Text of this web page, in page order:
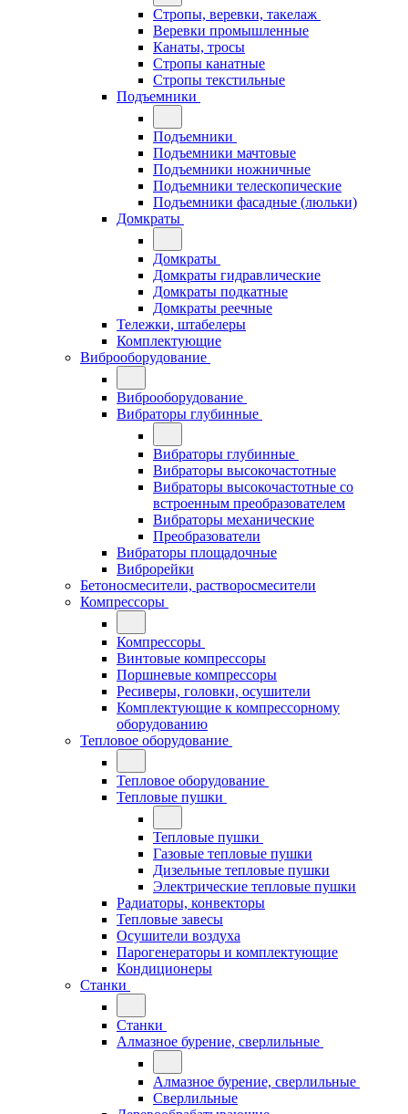
Стропы, веревки, такелаж
Веревки промышленные
Канаты, тросы
Стропы канатные
Стропы текстильные
Подъемники
Подъемники
Подъемники мачтовые
Подъемники ножничные
Подъемники телескопические
Подъемники фасадные (люльки)
Домкраты
Домкраты
Домкраты гидравлические
Домкраты подкатные
Домкраты реечные
Тележки, штабелеры
Комплектующие
Виброоборудование
Виброоборудование
Вибраторы глубинные
Вибраторы глубинные
Вибраторы высокочастотные
Вибраторы высокочастотные со
встроенным преобразователем
Вибраторы механические
Преобразователи
Вибраторы площадочные
Виброрейки
Бетоносмесители, растворосмесители
Компрессоры
Компрессоры
Винтовые компрессоры
Поршневые компрессоры
Ресиверы, головки, осушители
Комплектующие к компрессорному
оборудованию
Тепловое оборудование
Тепловое оборудование
Тепловые пушки
Тепловые пушки
Газовые тепловые пушки
Дизельные тепловые пушки
Электрические тепловые пушки
Радиаторы, конвекторы
Тепловые завесы
Осушители воздуха
Парогенераторы и комплектующие
Кондиционеры
Станки
Станки
Алмазное бурение, сверлильные
Алмазное бурение, сверлильные
Сверлильные